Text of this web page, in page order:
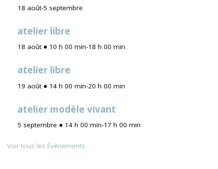
18 août-5 septembre
atelier libre
18 août ● 10 h 00 min-18 h 00 min
atelier libre
19 août ● 14 h 00 min-20 h 00 min
atelier modèle vivant
5 septembre ● 14 h 00 min-17 h 00 min
Voir tous les Évènements